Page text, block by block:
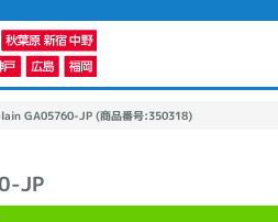
GA05760-JP (商品番号:350318)
JP